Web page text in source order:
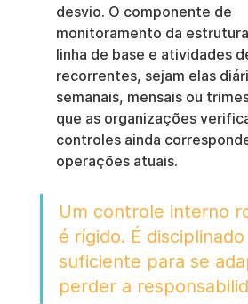
desvio. O componente de
monitoramento da
linha de base e atividades
recorrentes, sejam elas
semanais, mensais ou
que as organizações
controles ainda
operações atuais.
Um controle interno
é rígido. É disciplinado
suficiente para se
perder a